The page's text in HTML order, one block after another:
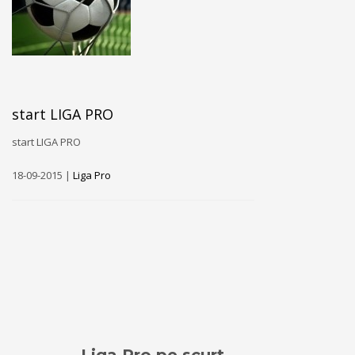
start LIGA PRO
start LIGA PRO
18-09-2015 | Liga Pro